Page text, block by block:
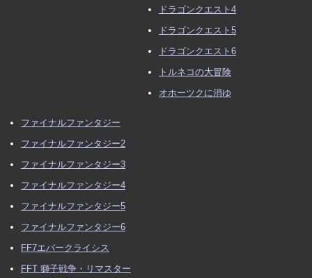
ドラゴンクエスト4
ドラゴンクエスト5
ドラゴンクエスト6
トルネコの大冒険
オホーツクに消ゆ
ファイナルファンタジー
ファイナルファンタジー2
ファイナルファンタジー3
ファイナルファンタジー4
ファイナルファンタジー5
ファイナルファンタジー6
FF7エバークライシス
FFT 獅子戦争・リマスター